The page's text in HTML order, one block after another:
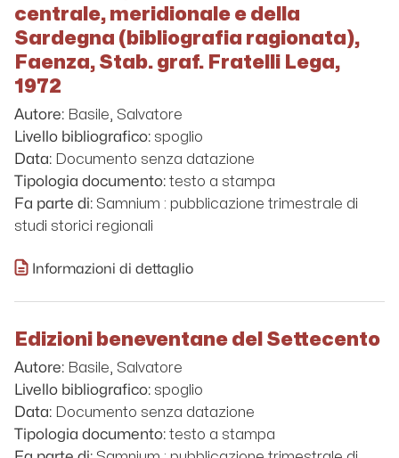
centrale, meridionale e della
Sardegna (bibliografia ragionata),
Faenza, Stab. graf. Fratelli Lega,
1972
Autore: Basile, Salvatore
Livello bibliografico: spoglio
Data: Documento senza datazione
Tipologia documento: testo a stampa
Fa parte di: Samnium : pubblicazione trimestrale di
studi storici regionali
Informazioni di dettaglio
Edizioni beneventane del Settecento
Autore: Basile, Salvatore
Livello bibliografico: spoglio
Data: Documento senza datazione
Tipologia documento: testo a stampa